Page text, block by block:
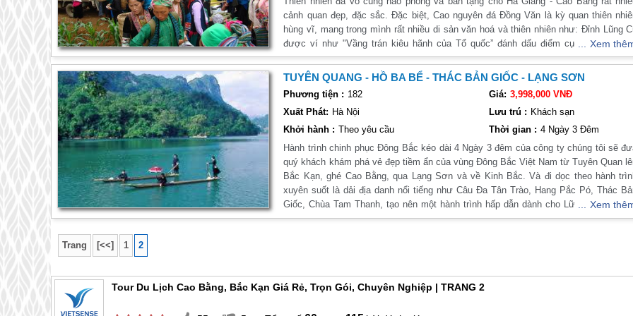
cảnh quan đẹp, đặc sắc. Đặc biệt, Cao nguyên đá Đồng Văn là kỳ quan thiên
hùng vĩ, mang trong mình rất nhiều di sản văn hoá và thiên nhiên như: Đỉnh Lũng
được ví như "Vầng trán kiêu hãnh của Tổ quốc” đánh dấu điểm cực Bắc của
nước. Với Cao Bằng, Thác Bản Giốc là thác nước lớn thứ tư thế giới trong số
thác nước đẹp nằm trên biên giới giữa các quốc gia, đồng thời là thác nước tự nhiên
lớn nhất khu vực Đông Nam Á... Tới Bản Giốc, quý khách sẽ được thỏa thích ngắm
nhìn cảnh sắc hùng vỹ và thơ mộng của những dòng thác tuyệt đẹp từ trên cao đổ
xuống dòng Quây Sơn trong xanh chảy êm đềm phía chân thác đẹp như tranh thủy
mặc. Thác Bản Giốc cũng là nguồn cảm xúc cho văn nghệ sĩ sáng tạo nên những tác
phẩm hấp dẫn... Động Ngườm Ngao nằm ngay cạnh thác Bản Giốc hùng vĩ, động sở
hữu vẻ đẹp lạ kì từ những thạch nhũ nghìn năm lấp lánh. Tất thảy những điều tuyệt
vời này chỉ có trong hành trình khám phá Hà Giang cùng với chúng tôi. Hãy đồng
hành cùng với chúng tôi trong chuyến đi này nhé!
Xem
TUYÊN QUANG - HỒ BA BỂ - THÁC BẢN GIỐC - LẠNG SƠN
Phương tiện : 182 Giá: 3,998,000 VNĐ
Xuất Phát: Hà Nội Lưu trú : Khách sạn
Khởi hành : Theo yêu cầu Thời gian : 4 Ngày 3 Đêm
Hành trình chinh phục Đông Bắc kéo dài 4 Ngày 3 đêm của công ty chúng tôi sẽ
quý khách khám phá vẻ đẹp tiềm ẩn của vùng Đông Bắc Việt Nam từ Tuyên Quan
Bắc Kạn, ghé Cao Bằng, qua Lạng Sơn và về Kinh Bắc. Và đi dọc theo hành
xuyên suốt là dải địa danh nổi tiếng như Câu Đa Tân Trào, Hang Pắc Pó, Thác
Giốc, Chùa Tam Thanh, tạo nên một hành trình hấp dẫn dành cho Lữ khách thưởng
ngoạn và khám phá vẻ đẹp thiên nhiên, văn hóa, và con người Việt Nam. Nếu
Xem
Trang [<<] 1 2
Tour Du Lịch Cao Bằng, Bắc Kạn Giá Rẻ, Trọn Gói, Chuyên Nghiệp | TRANG 2